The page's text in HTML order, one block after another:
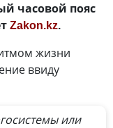
часовой пояс
Zakon.kz.
жизни
ввиду
или